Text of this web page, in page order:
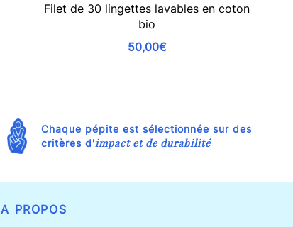
Filet de 30 lingettes lavables en coton
bio
50,00€
Chaque pépite est sélectionnée sur des
critères d'impact et de durabilité
A PROPOS